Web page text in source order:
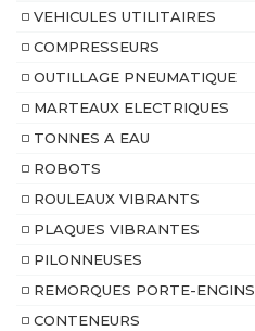
VEHICULES UTILITAIRES
COMPRESSEURS
OUTILLAGE PNEUMATIQUE
MARTEAUX ELECTRIQUES
TONNES A EAU
ROBOTS
ROULEAUX VIBRANTS
PLAQUES VIBRANTES
PILONNEUSES
REMORQUES PORTE-ENGINS
CONTENEURS